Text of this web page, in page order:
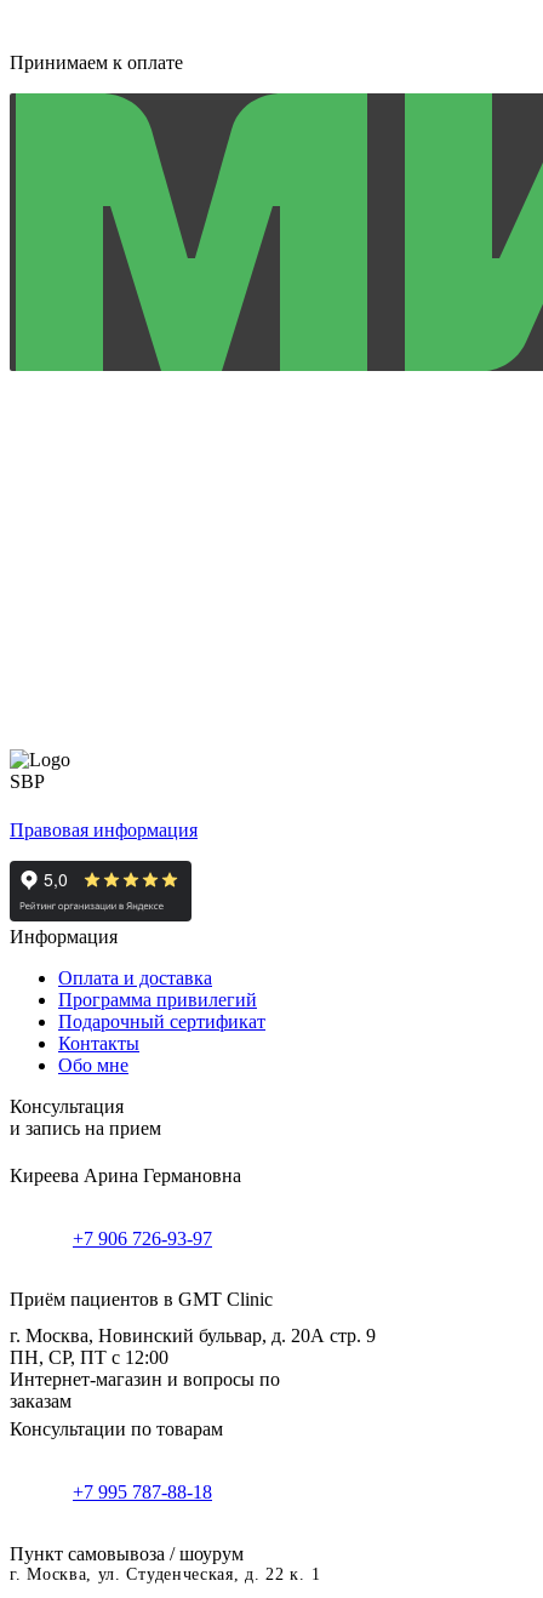
Принимаем к оплате
Правовая информация
Информация
Оплата и доставка
Программа привилегий
Подарочный сертификат
Контакты
Обо мне
Консультация
и запись на прием
Киреева Арина Германовна
+7 906 726-93-97
Приём пациентов в GMT Clinic
г. Москва, Новинский бульвар, д. 20А стр. 9
ПН, СР, ПТ с 12:00
Интернет-магазин и вопросы по
заказам
Консультации по товарам
+7 995 787-88-18
Пункт самовывоза / шоурум
г. Москва, ул. Студенческая, д. 22 к. 1